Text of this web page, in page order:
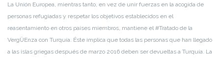
La Unión Europea, mientras tanto, en vez de unir fuerzas en la acogida de
personas refugiadas y respetar los objetivos establecidos en el
reasentamiento en otros países miembros, mantiene el #Tratado de la
VergÜEnza con Turquía. Éste implica que todas las personas que han llegado
a las islas griegas después de marzo 2016 deben ser devueltas a Turquía. La